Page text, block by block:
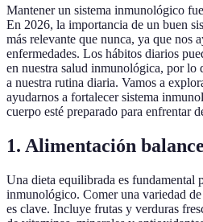
Mantener un sistema inmunológico
En 2026, la importancia de un buen
más relevante que nunca, ya que nos
enfermedades. Los hábitos diarios
en nuestra salud inmunológica, por lo
a nuestra rutina diaria. Vamos a
ayudarnos a fortalecer sistema
cuerpo esté preparado para enfrentar
1. Alimentación
Una dieta equilibrada es fundamental
inmunológico. Comer una variedad
es clave. Incluye frutas y verduras